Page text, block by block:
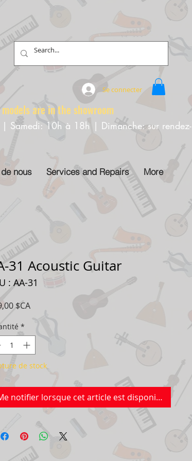
Se connecter
are in the showroom
Samedi: 10h à 18h | Dimanche: sur rendez-
nous Services and Repairs More
31 Acoustic Guitar
: AA-31
$CAPrix
*
de stock
notifier lorsque cet article est disponible